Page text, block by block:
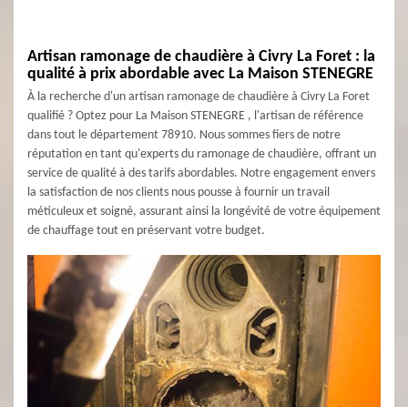
Artisan ramonage de chaudière à Civry La Foret : la
qualité à prix abordable avec La Maison STENEGRE
À la recherche d'un artisan ramonage de chaudière à Civry La Foret
qualifié ? Optez pour La Maison STENEGRE , l'artisan de référence
dans tout le département 78910. Nous sommes fiers de notre
réputation en tant qu'experts du ramonage de chaudière, offrant un
service de qualité à des tarifs abordables. Notre engagement envers
la satisfaction de nos clients nous pousse à fournir un travail
méticuleux et soigné, assurant ainsi la longévité de votre équipement
de chauffage tout en préservant votre budget.